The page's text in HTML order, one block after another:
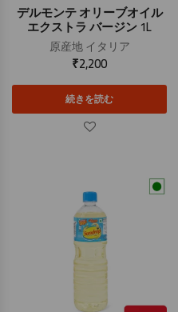
デルモンテ オリーブオイル
エクストラ バージン 1L
原産地イタリア
₹2,200
続きを読む